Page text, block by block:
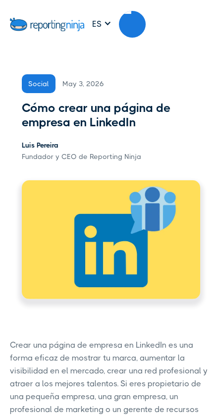
ES
Social May 3, 2026
Cómo crear una página de
empresa en LinkedIn
Luis Pereira
Fundador y CEO de Reporting Ninja
Crear una página de empresa en LinkedIn es una
forma eficaz de mostrar tu marca, aumentar la
visibilidad en el mercado, crear una red profesional y
atraer a los mejores talentos. Si eres propietario de
una pequeña empresa, una gran empresa, un
profesional de marketing o un gerente de recursos